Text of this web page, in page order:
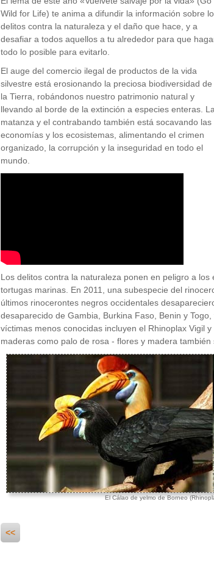
Wild for Life) te anima a difundir la información sobre
delitos contra la naturaleza y el daño que hace, y a
desafiar a todos aquellos a tu alrededor para que
todo lo posible para evitarlo.
El auge del comercio ilegal de productos de la vida
silvestre está erosionando la preciosa biodiversidad de
la Tierra, robándonos nuestro patrimonio natural y
llevando al borde de la extinción a especies enteras. La
matanza y el contrabando también está socavando las
economías y los ecosistemas, alimentando el crimen
organizado, la corrupción y la inseguridad en todo el
mundo.
Los delitos contra la naturaleza ponen en peligro a
tortugas marinas. En 2011, una subespecie del
últimos rinocerontes negros occidentales
desaparecido de Gambia, Burkina Faso, Benin y
víctimas menos conocidas incluyen el Rhinoplax Vigil
maderas como palo de rosa - flores y madera
El Cálao de yelmo de Borneo
<<